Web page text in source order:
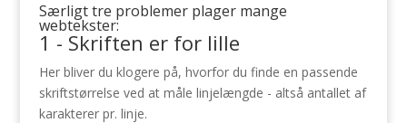
Særligt tre problemer plager mange
webtekster:
1 - Skriften er for lille
Her bliver du klogere på, hvorfor du finde en passende
skriftstørrelse ved at måle linjelængde - altså antallet af
karakterer pr. linje.